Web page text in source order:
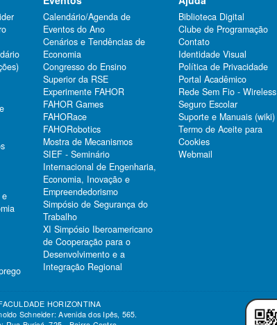
e
Calendário/Agenda de
Eventos do Ano
Cenários e Tendências de
Economia
Congresso do Ensino
Superior da RSE
Experimente FAHOR
FAHOR Games
FAHORace
FAHORobotics
Mostra de Mecanismos
SIEF - Seminário
Internacional de Engenharia,
Economia, Inovação e
Empreendedorismo
Simpósio de Segurança do
Trabalho
XI Simpósio Iberoamericano
de Cooperação para o
Desenvolvimento e a
Integração Regional
Biblioteca Digital
Clube de Programação
Contato
Identidade Visual
Política de Privacidade
Portal Acadêmico
Rede Sem Fio - Wireless
Seguro Escolar
Suporte e Manuais (wiki)
Termo de Aceite para
Cookies
Webmail
HORIZONTINA
Schneider: Avenida dos Ipês, 565.